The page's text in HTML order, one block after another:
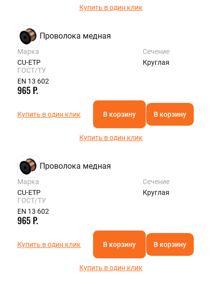
Купить в один клик
Проволока медная
Марка
CU-ETP
Сечение
Круглая
ГОСТ/ТУ
EN 13 602
965 Р.
Купить в один клик В корзину В корзину
Купить в один клик
Проволока медная
Марка
CU-ETP
Сечение
Круглая
ГОСТ/ТУ
EN 13 602
965 Р.
Купить в один клик В корзину В корзину
Купить в один клик